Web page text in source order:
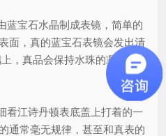
宝石水晶制成表镜，简单的
面，真的蓝宝石表镜会发出清
，真品会保持水珠的凝结而
江诗丹顿表底盖上打着的一
通常毫无规律，甚至和真表的